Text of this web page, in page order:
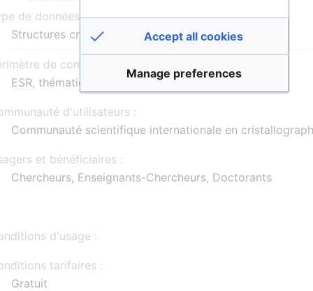
de données :
Structures cristallines
de communauté :
ESR, thématique, national, international
d'utilisateurs :
Communauté scientifique internationale en
et bénéficiaires :
Chercheurs, Enseignants-Chercheurs, Doctorants
d'usage :
tarifaires :
Gratuit
Accept all cookies
Manage preferences